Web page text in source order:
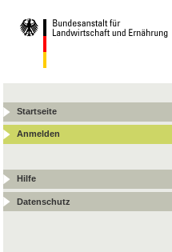
Startseite
Anmelden
Hilfe
Datenschutz